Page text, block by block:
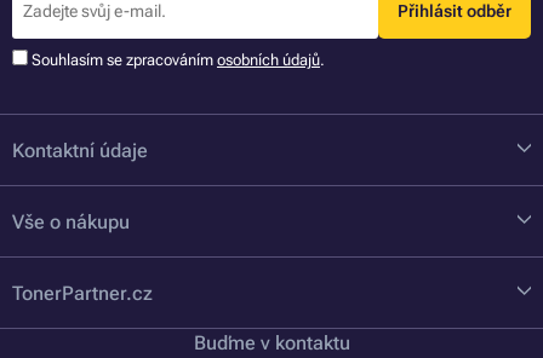
Přihlásit odběr
Souhlasím se zpracováním osobních údajů.
Kontaktní údaje
Vše o nákupu
TonerPartner.cz
Buďme v kontaktu